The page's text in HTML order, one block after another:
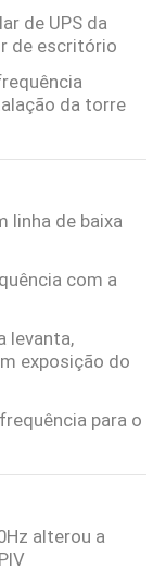
de UPS da
de escritório
da torre
linha de baixa
com a
levanta,
exposição do
para o
alterou a